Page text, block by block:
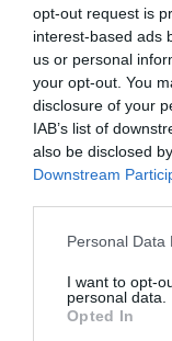
opt-out request is
interest-based ads
us or personal
your opt-out. You
disclosure of your
IAB’s list of
also be disclosed
Downstream
Please note that
not limited to your
grant or deny
use your data for
Personal Data
I want to opt-
personal data.
Opted In
Ο καιρός
Αύγουστος με
Ορθόδοξοι
Το φαρμακείο
ασφαλείς